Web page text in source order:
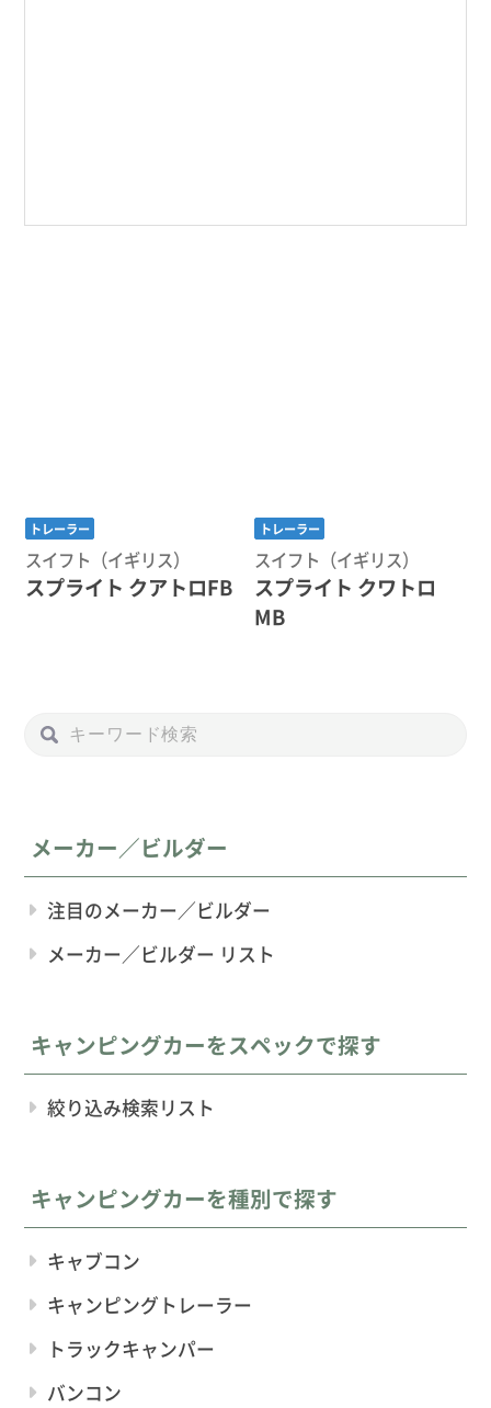
トレーラー
スイフト（イギリス）
スプライト クアトロFB
トレーラー
スイフト（イギリス）
スプライト クワトロ
MB
メーカー／ビルダー
注目のメーカー／ビルダー
メーカー／ビルダー リスト
キャンピングカーをスペックで探す
絞り込み検索リスト
キャンピングカーを種別で探す
キャブコン
キャンピングトレーラー
トラックキャンパー
バンコン